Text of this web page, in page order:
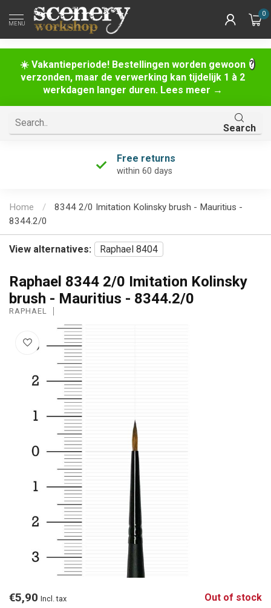
☀️ Vakantieperiode! Bestellingen worden gewoon
verzonden, maar de verwerking kan tijdelijk 1 à 2
werkdagen langer duren. Lees meer →
MENU
0
Search
Free returns
within 60 days
Home /
8344 2/0 Imitation Kolinsky brush - Mauritius -
8344.2/0
View alternatives: Raphael 8404
Raphael 8344 2/0 Imitation Kolinsky
brush - Mauritius - 8344.2/0
RAPHAEL
€5,90 Incl. tax Out of stock